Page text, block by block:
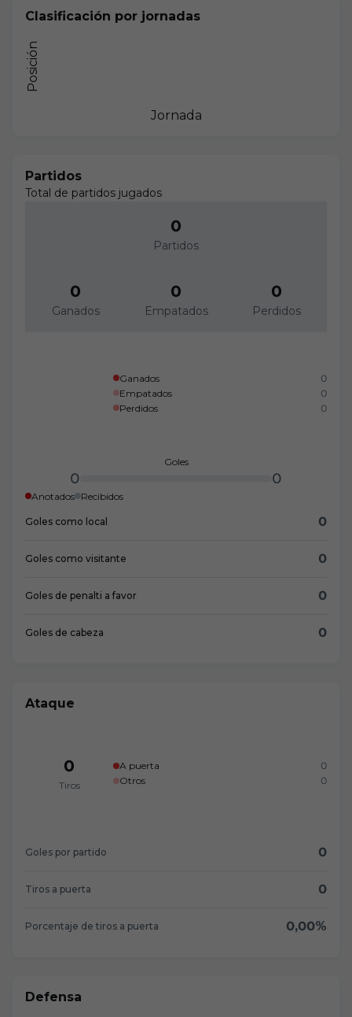
Clasificación por jornadas
Posición
Jornada
Partidos
Total de partidos jugados
0
Partidos
0
Ganados
0
Empatados
0
Perdidos
Ganados
0
Empatados
0
Perdidos
0
Goles
0 0
Anotados Recibidos
Goles como local 0
Goles como visitante 0
Goles de penalti a favor 0
Goles de cabeza 0
Ataque
0
Tiros
A puerta
0
Otros
0
Goles por partido 0
Tiros a puerta 0
Porcentaje de tiros a puerta 0,00%
Defensa